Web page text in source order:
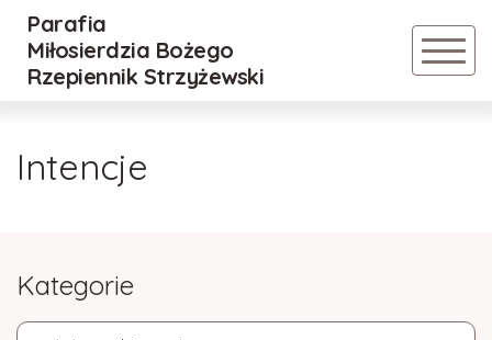
Parafia
Miłosierdzia Bożego
Rzepiennik Strzyżewski
Duszpasterze
Intencje
Kategorie